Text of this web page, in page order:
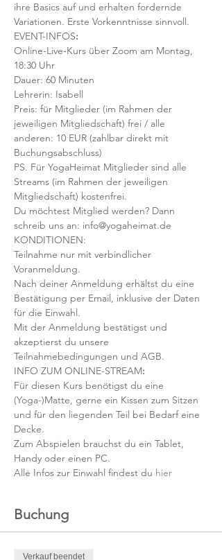
ihre Basics auf und erhalten fordernde
Variationen. Erste Vorkenntnisse sinnvoll.
EVENT-INFOS:
Online-Live-Kurs über Zoom am Montag,
18:30 Uhr
Dauer: 60 Minuten
Lehrerin: Isabell
Preis: für Mitglieder (im Rahmen der
jeweiligen Mitgliedschaft) frei / alle
anderen: 10 EUR (zahlbar direkt mit
Buchungsabschluss)
PS. Für YogaHeimat Mitglieder sind alle
Streams (im Rahmen der jeweiligen
Mitgliedschaft) kostenfrei.
Du möchtest Mitglied werden? Dann
schreib uns an: info@yogaheimat.de
KONDITIONEN:
Teilnahme nur mit verbindlicher
Voranmeldung.
Nach deiner Anmeldung erhältst du eine
Bestätigung per Email, inklusive der Daten
für die Einwahl.
Mit der Anmeldung bestätigst und
akzeptierst du unsere
Teilnahmebedingungen und AGB.
INFO ZUM ONLINE-STREAM:
Für diesen Kurs benötigst du eine
(Yoga-)Matte, gerne ein Kissen zum Sitzen
und für den liegenden Teil bei Bedarf eine
Decke.
Zum Abspielen brauchst du ein Tablet,
Handy oder einen PC.
Alle Infos zur Einwahl findest du hier
Buchung
Verkauf beendet